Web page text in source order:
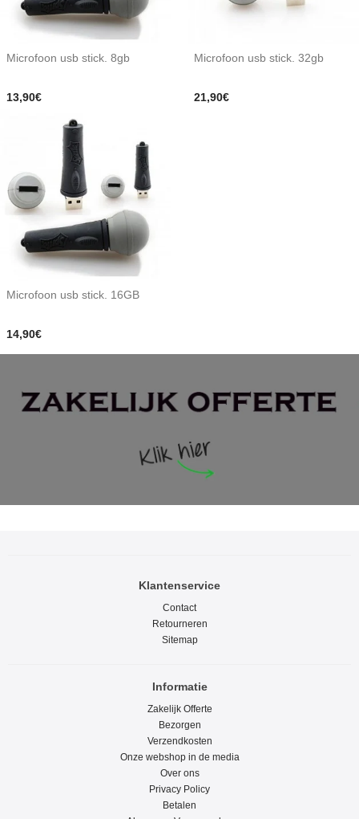
Microfoon usb stick. 8gb
13,90€
Microfoon usb stick. 32gb
21,90€
Microfoon usb stick. 16GB
14,90€
Klantenservice
Contact
Retourneren
Sitemap
Informatie
Zakelijk Offerte
Bezorgen
Verzendkosten
Onze webshop in de media
Over ons
Privacy Policy
Betalen